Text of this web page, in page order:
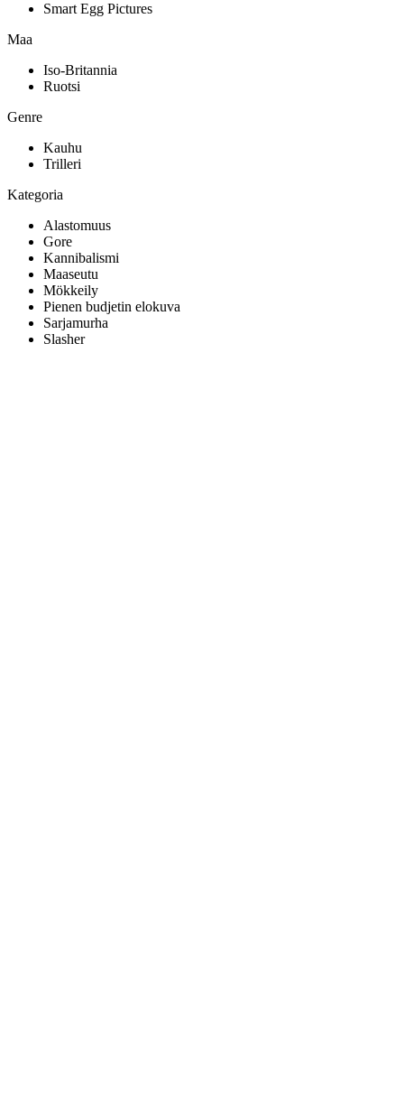
Smart Egg Pictures
Maa
Iso-Britannia
Ruotsi
Genre
Kauhu
Trilleri
Kategoria
Alastomuus
Gore
Kannibalismi
Maaseutu
Mökkeily
Pienen budjetin elokuva
Sarjamurha
Slasher